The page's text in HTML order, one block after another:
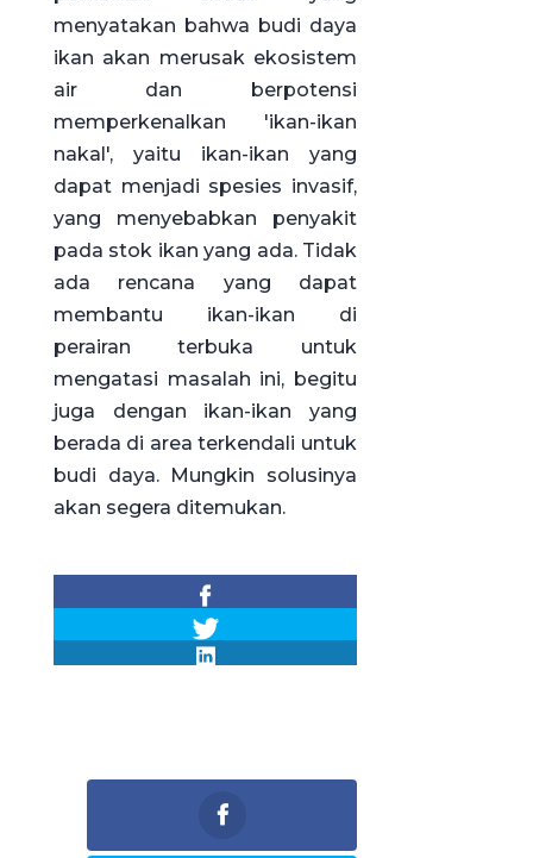
menyatakan bahwa budi daya
ikan akan merusak ekosistem
air dan berpotensi
memperkenalkan 'ikan-ikan
nakal', yaitu ikan-ikan yang
dapat menjadi spesies invasif,
yang menyebabkan penyakit
pada stok ikan yang ada. Tidak
ada rencana yang dapat
membantu ikan-ikan di
perairan terbuka untuk
mengatasi masalah ini, begitu
juga dengan ikan-ikan yang
berada di area terkendali untuk
budi daya. Mungkin solusinya
akan segera ditemukan.